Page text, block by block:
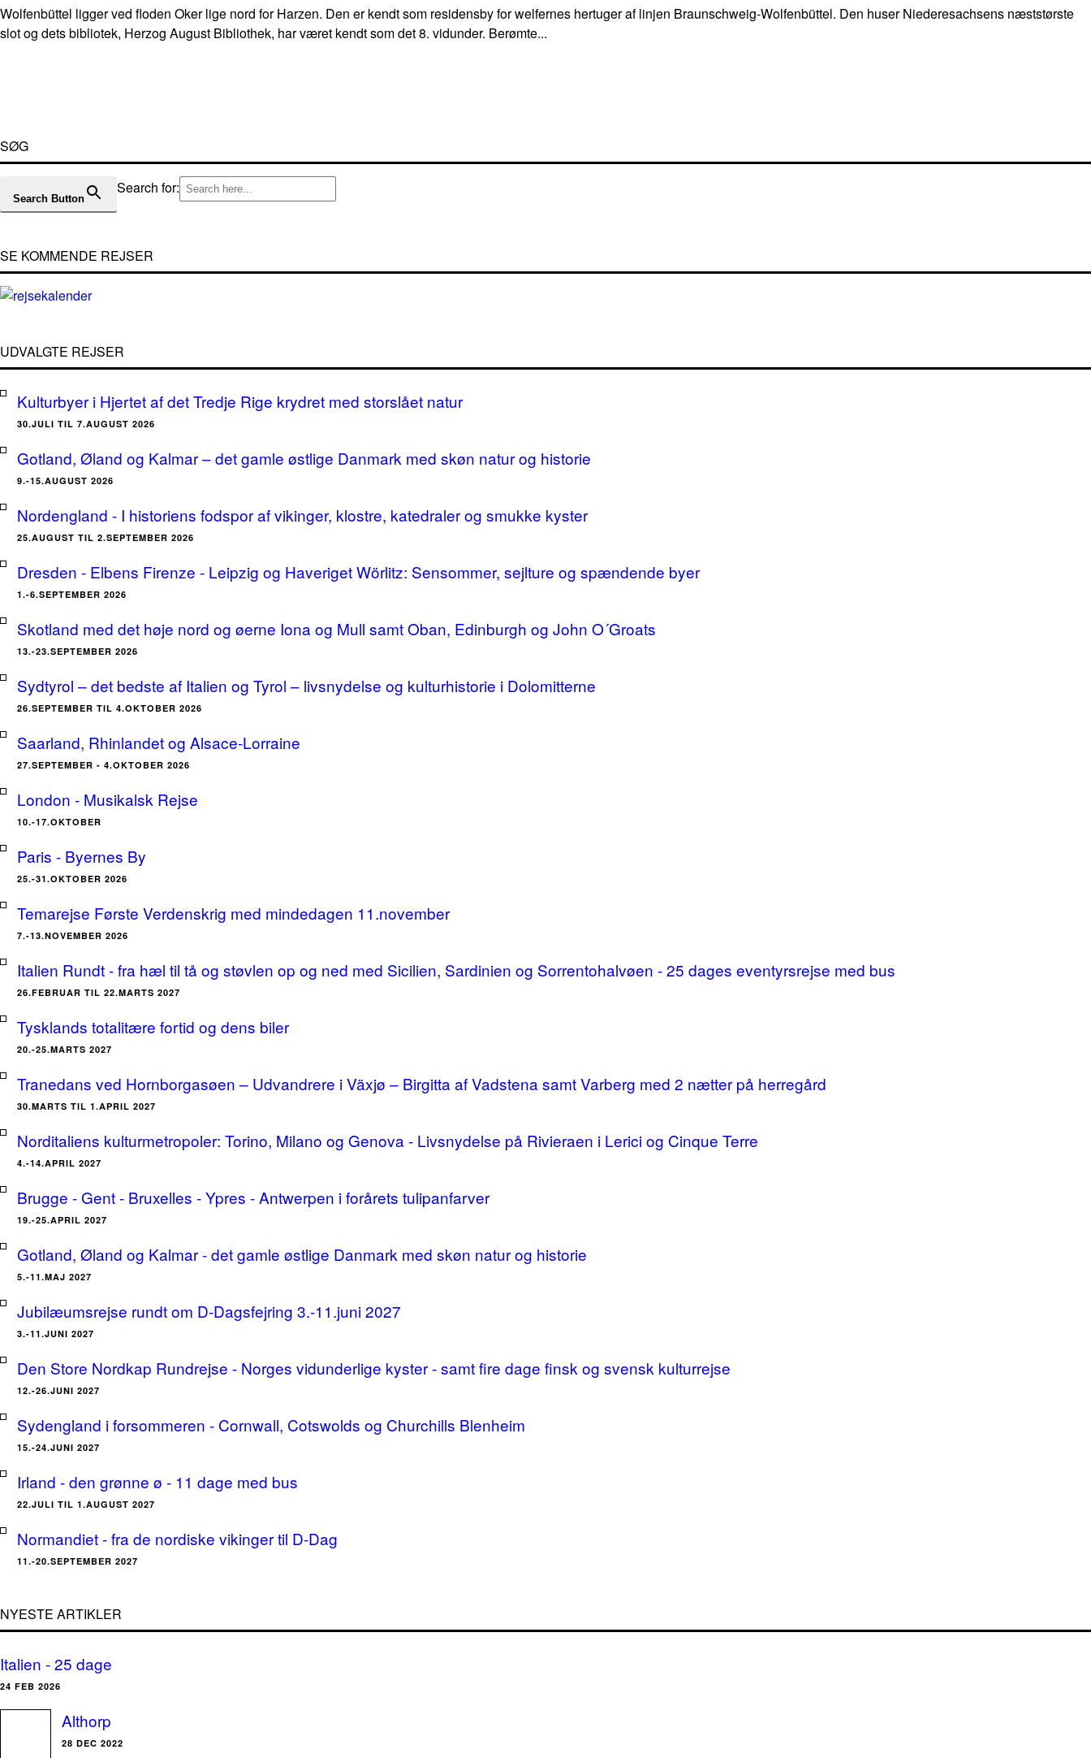
Wolfenbüttel ligger ved floden Oker lige nord for Harzen. Den er kendt som residensby for welfernes hertuger af linjen Braunschweig-Wolfenbüttel. Den huser Niederesachsens næststørste
slot og dets bibliotek, Herzog August Bibliothek, har været kendt som det 8. vidunder. Berømte...
SØG
Search for:
Search Button
SE KOMMENDE REJSER
UDVALGTE REJSER
Kulturbyer i Hjertet af det Tredje Rige krydret med storslået natur
30.JULI TIL 7.AUGUST 2026
Gotland, Øland og Kalmar – det gamle østlige Danmark med skøn natur og historie
9.-15.AUGUST 2026
Nordengland - I historiens fodspor af vikinger, klostre, katedraler og smukke kyster
25.AUGUST TIL 2.SEPTEMBER 2026
Dresden - Elbens Firenze - Leipzig og Haveriget Wörlitz: Sensommer, sejlture og spændende byer
1.-6.SEPTEMBER 2026
Skotland med det høje nord og øerne Iona og Mull samt Oban, Edinburgh og John O´Groats
13.-23.SEPTEMBER 2026
Sydtyrol – det bedste af Italien og Tyrol – livsnydelse og kulturhistorie i Dolomitterne
26.SEPTEMBER TIL 4.OKTOBER 2026
Saarland, Rhinlandet og Alsace-Lorraine
27.SEPTEMBER - 4.OKTOBER 2026
London - Musikalsk Rejse
10.-17.OKTOBER
Paris - Byernes By
25.-31.OKTOBER 2026
Temarejse Første Verdenskrig med mindedagen 11.november
7.-13.NOVEMBER 2026
Italien Rundt - fra hæl til tå og støvlen op og ned med Sicilien, Sardinien og Sorrentohalvøen - 25 dages eventyrsrejse med bus
26.FEBRUAR TIL 22.MARTS 2027
Tysklands totalitære fortid og dens biler
20.-25.MARTS 2027
Tranedans ved Hornborgasøen – Udvandrere i Växjø – Birgitta af Vadstena samt Varberg med 2 nætter på herregård
30.MARTS TIL 1.APRIL 2027
Norditaliens kulturmetropoler: Torino, Milano og Genova - Livsnydelse på Rivieraen i Lerici og Cinque Terre
4.-14.APRIL 2027
Brugge - Gent - Bruxelles - Ypres - Antwerpen i forårets tulipanfarver
19.-25.APRIL 2027
Gotland, Øland og Kalmar - det gamle østlige Danmark med skøn natur og historie
5.-11.MAJ 2027
Jubilæumsrejse rundt om D-Dagsfejring 3.-11.juni 2027
3.-11.JUNI 2027
Den Store Nordkap Rundrejse - Norges vidunderlige kyster - samt fire dage finsk og svensk kulturrejse
12.-26.JUNI 2027
Sydengland i forsommeren - Cornwall, Cotswolds og Churchills Blenheim
15.-24.JUNI 2027
Irland - den grønne ø - 11 dage med bus
22.JULI TIL 1.AUGUST 2027
Normandiet - fra de nordiske vikinger til D-Dag
11.-20.SEPTEMBER 2027
NYESTE ARTIKLER
Italien - 25 dage
24 FEB 2026
Althorp
28 DEC 2022